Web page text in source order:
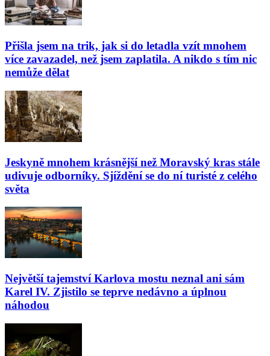
Přišla jsem na trik, jak si do letadla vzít mnohem
více zavazadel, než jsem zaplatila. A nikdo s tím nic
nemůže dělat
Jeskyně mnohem krásnější než Moravský kras stále
udivuje odborníky. Sjíždění se do ní turisté z celého
světa
Největší tajemství Karlova mostu neznal ani sám
Karel IV. Zjistilo se teprve nedávno a úplnou
náhodou